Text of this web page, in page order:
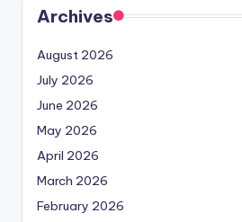
Archives
August 2026
July 2026
June 2026
May 2026
April 2026
March 2026
February 2026